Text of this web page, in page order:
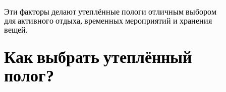
Эти факторы делают утеплённые пологи отличным выбором
для активного отдыха, временных мероприятий и хранения
вещей.
Как выбрать утеплённый
полог?